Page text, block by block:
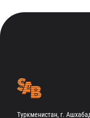
Туркменистан, г.